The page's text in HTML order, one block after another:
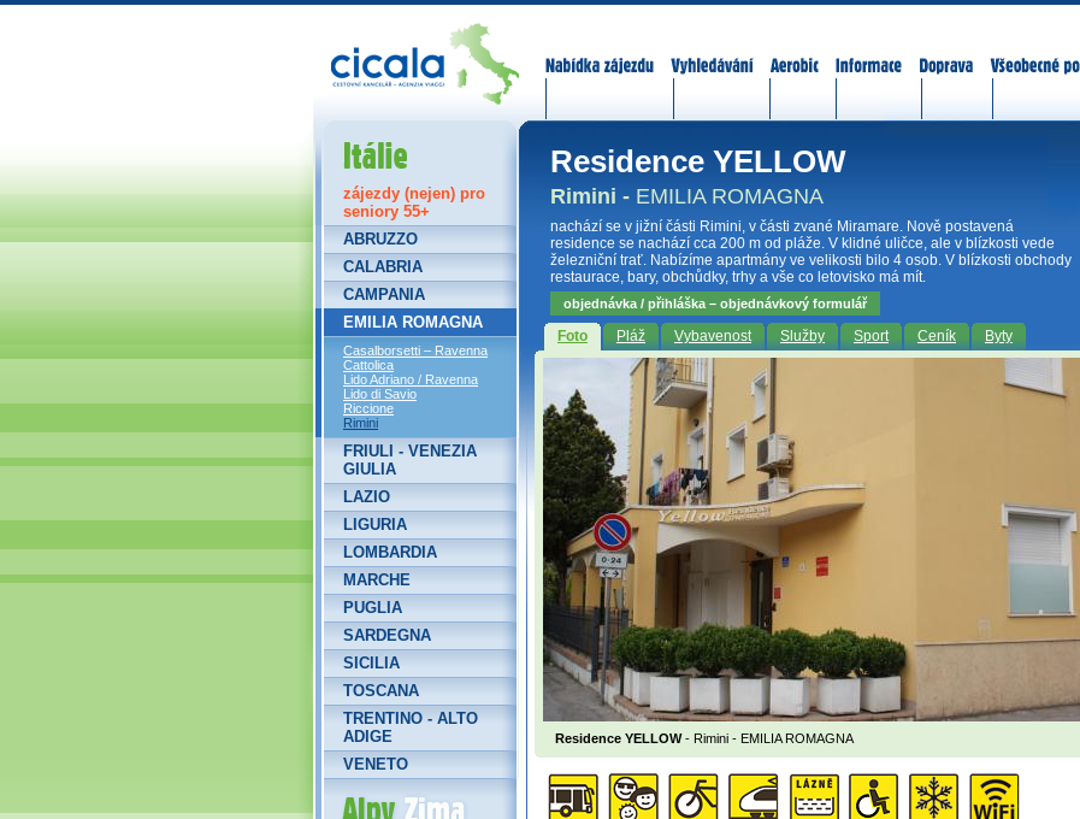
Residence YELLOW
Rimini - EMILIA ROMAGNA
nachází se v jižní části Rimini, v části zvané Miramare. Nově postavená
residence se nachází cca 200 m od pláže. V klidné uličce, ale v blízkosti vede
železniční trať. Nabízíme apartmány ve velikosti bilo 4 osob. V blízkosti obchody
restaurace, bary, obchůdky, trhy a vše co letovisko má mít.
objednávka / přihláška – objednávkový formulář
Foto Pláž Vybavenost Služby Sport Ceník Byty
Residence YELLOW- Rimini - EMILIA ROMAGNA
Itálie
zájezdy (nejen) pro
seniory 55+
ABRUZZO
CALABRIA
CAMPANIA
EMILIA ROMAGNA
Casalborsetti – Ravenna
Cattolica
Lido Adriano / Ravenna
Lido di Savio
Riccione
Rimini
FRIULI - VENEZIA
GIULIA
LAZIO
LIGURIA
LOMBARDIA
MARCHE
PUGLIA
SARDEGNA
SICILIA
TOSCANA
TRENTINO - ALTO
ADIGE
VENETO
Alpy Zima